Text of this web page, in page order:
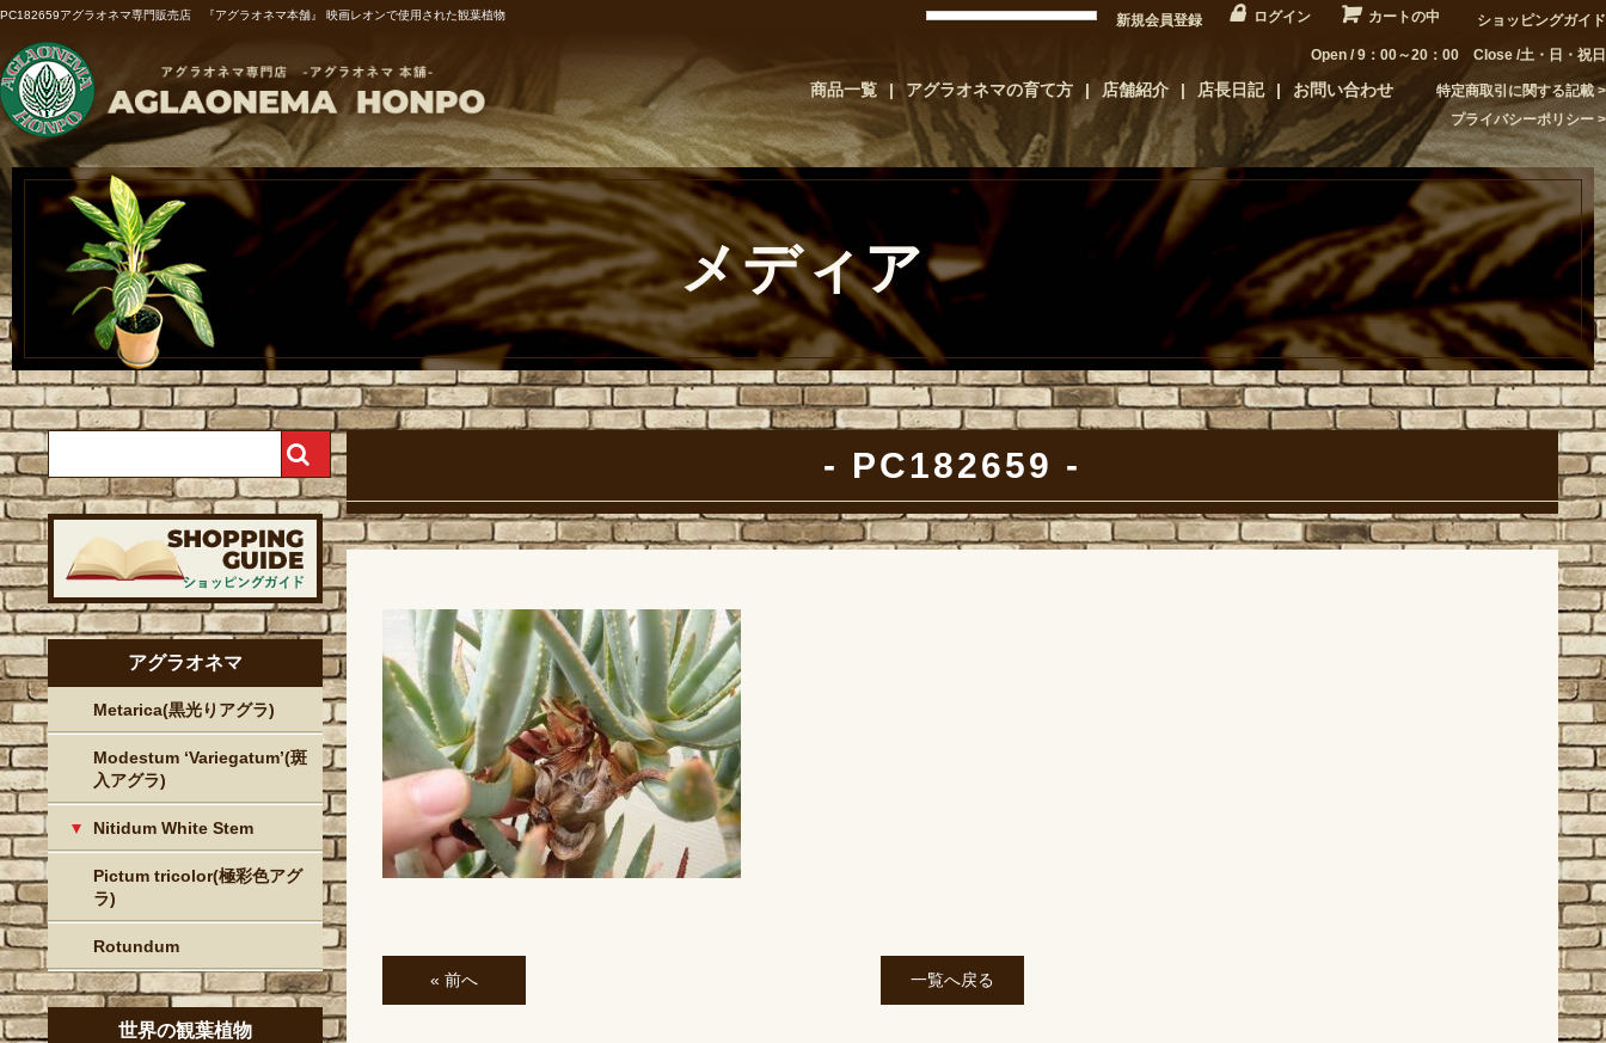
PC182659アグラオネマ専門販売店 『アグラオネマ本舗』 映画レオンで使用された観葉植物 新規会員登録 ログイン カートの中 ショッピングガイド
Open / 9：00～20：00 Close /土・日・祝日
商品一覧 アグラオネマの育て方 店舗紹介 店長日記 お問い合わせ
特定商取引に関する記載
プライバシーポリシー
メディア
PC182659
« 前へ 一覧へ戻る
アグラオネマ
Metarica(黒光りアグラ)
Modestum ‘Variegatum’(斑
入アグラ)
Nitidum White Stem
Pictum tricolor(極彩色アグ
ラ)
Rotundum
世界の観葉植物